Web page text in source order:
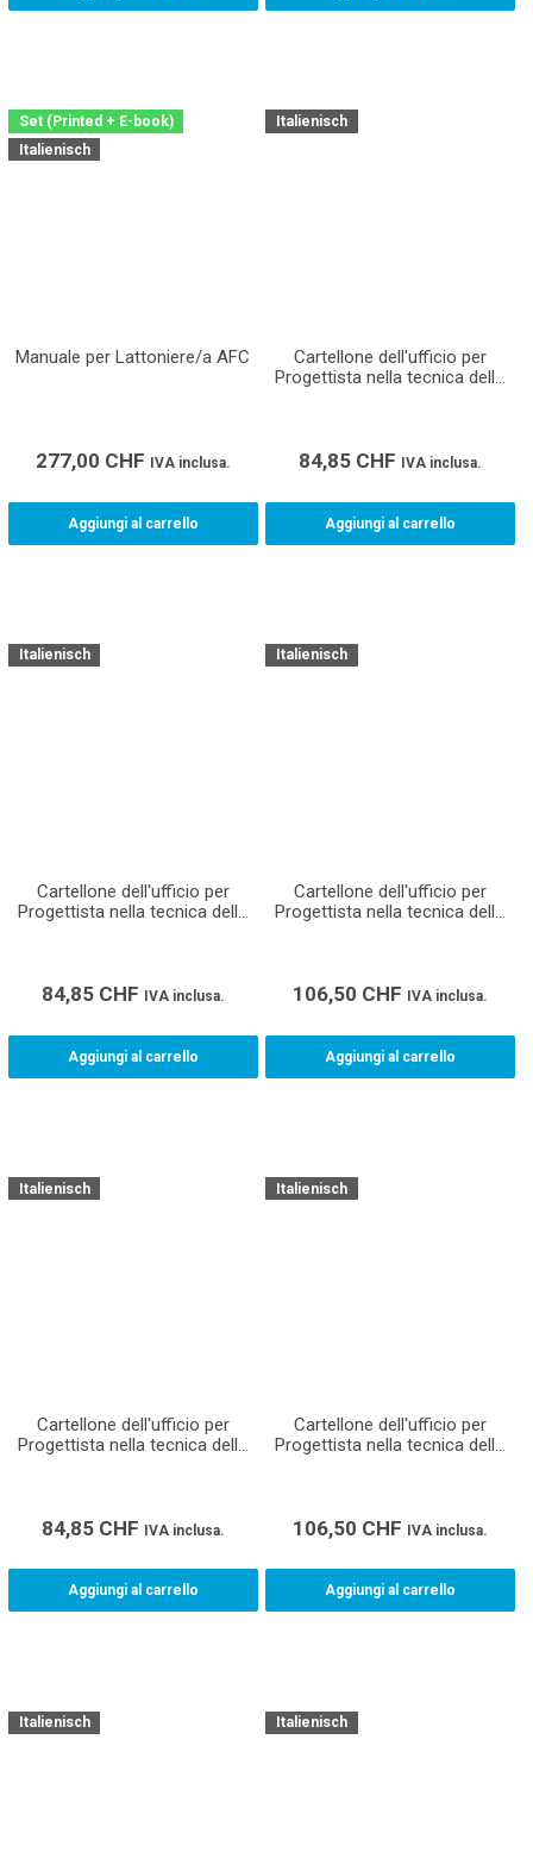
Set (Printed + E-book)
Italienisch
Manuale per Lattoniere/a AFC
277,00 CHF IVA inclusa.
Aggiungi al carrello
Italienisch
Cartellone dell'ufficio per
Progettista nella tecnica della
84,85 CHF IVA inclusa.
Aggiungi al carrello
Italienisch
Cartellone dell'ufficio per
Progettista nella tecnica della
84,85 CHF IVA inclusa.
Aggiungi al carrello
Italienisch
Cartellone dell'ufficio per
Progettista nella tecnica della
106,50 CHF IVA inclusa.
Aggiungi al carrello
Italienisch
Cartellone dell'ufficio per
Progettista nella tecnica della
84,85 CHF IVA inclusa.
Aggiungi al carrello
Italienisch
Cartellone dell'ufficio per
Progettista nella tecnica della
106,50 CHF IVA inclusa.
Aggiungi al carrello
Italienisch Italienisch